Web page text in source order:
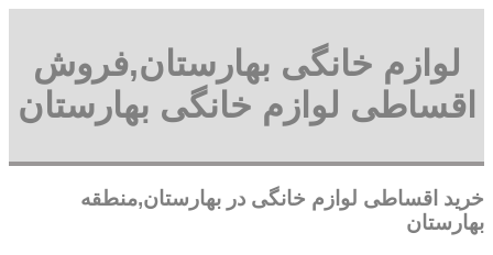
لوازم خانگی بهارستان,فروش
اقساطی لوازم خانگی بهارستان
خرید اقساطی لوازم خانگی در بهارستان,منطقه
بهارستان